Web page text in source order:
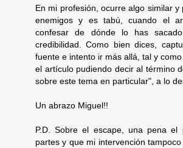
En mi profesión, ocurre algo similar y
enemigos y es tabú, cuando el
confesar de dónde lo has
credibilidad. Como bien dices,
fuente e intento ir más allá, tal y
el artículo pudiendo decir al término
sobre este tema en particular", a lo
Un abrazo Miguel!!
P.D. Sobre el escape, una pena el
partes y que mi intervención